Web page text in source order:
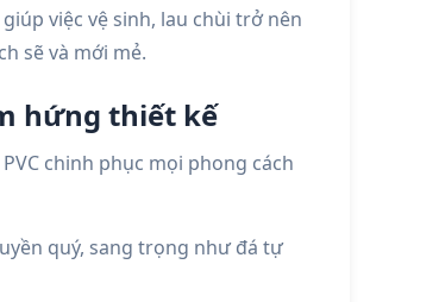
việc vệ sinh, lau chùi trở nên
sẽ và mới mẻ.
hứng thiết kế
chinh phục mọi phong cách
quý, sang trọng như đá tự